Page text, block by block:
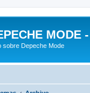
MODE
sobre Depeche Mode